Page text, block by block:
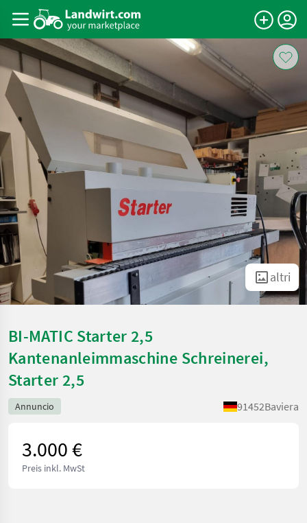
altri
BI-MATIC Starter 2,5
Kantenanleimmaschine Schreinerei,
Starter 2,5
Annuncio 91452Baviera
3.000 €
Preis inkl. MwSt